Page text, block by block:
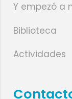
Y empezó a
Biblioteca
Actividades